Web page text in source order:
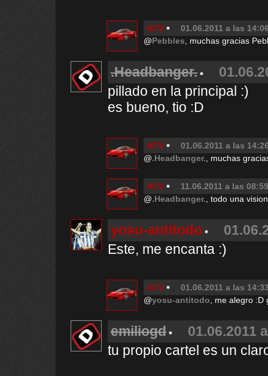
ACV
01.06.2011 a las
@Pebbles , muchas gracias
.Headbanger.
pillado en la principal :)
es bueno, tio :D
ACV
01.06.2011 a las
@.Headbanger. , muchas
ACV
11.06.2011 a las 08:59
@.Headbanger. , todo una
yosu-antitodo
Este, me encanta :)
ACV
01.06.2011 a las
@yosu-antitodo , me alegro
emiliogd
01.06.2011
tu propio cartel es un